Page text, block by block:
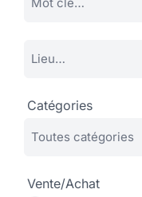
Catégories
Vente/Achat